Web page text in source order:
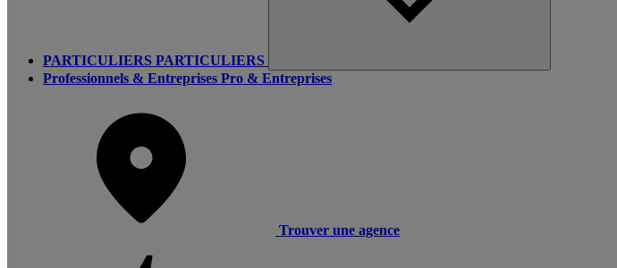
PARTICULIERS PARTICULIERS
Professionnels & Entreprises Pro & Entreprises
Trouver une agence